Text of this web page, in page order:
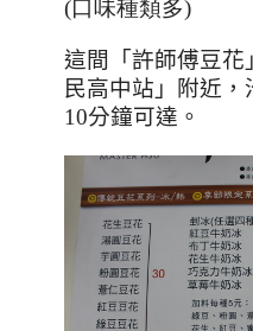
(口味種類多)
這間「許師傅豆花
民高中站」附近
10分鐘可達。